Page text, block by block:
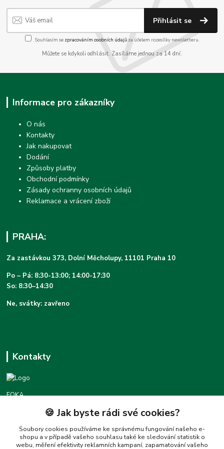
Přihlásit se
Souhlasím se zpracováním osobních údajůza účelem rozesílky newsletteru.
Můžete se kdykoli odhlásit. Zasíláme jednou za 14 dní.
Informace pro zákazníky
O nás
Kontakty
Jak nakupovat
Dodání
Způsoby platby
Obchodní podmínky
Zásady ochranny osobních údajů
Reklamace a vrácení zboží
PRAHA:
Za zastávkou 373, Dolní Měcholupy, 11101 Praha 10
Po – Pá: 8:30-13:00; 14:00-17:30
So: 8:30–14:30
Ne, svátky: zavřeno
Kontakty
FOKA
Podpora foka.cz
+420777455677
(Po-Pá 8:30-16:00)
🍪 Jak byste rádi své cookies?
Soubory cookies používáme ke správnému fungování našeho e-
shopu a v případě vašeho souhlasu také ke sledování statistik o
webu, měření efektivity reklamních kampaní, zapamatování vašeho